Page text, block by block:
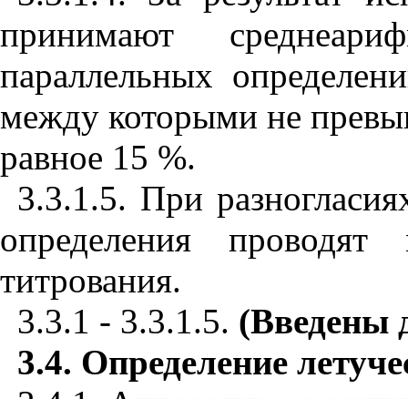
принимают
параллельных
между которыми не
равное 15 %.
3.3.1.5. При
определения проводят
титрования.
3.3.1 - 3.3.1.5. (Введены
3.4. Определение